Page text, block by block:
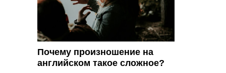
Почему произношение на
английском такое сложное?